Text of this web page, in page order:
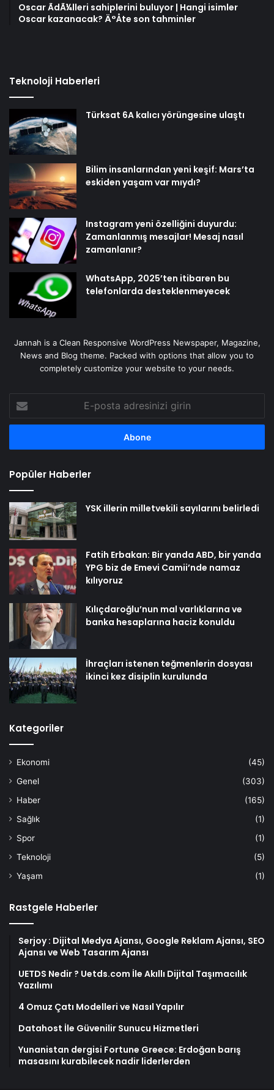
Oscar ÃdÃ¼lleri sahiplerini buluyor | Hangi isimler
Oscar kazanacak? Ä°Åte son tahminler
Teknoloji Haberleri
Türksat 6A kalıcı yörüngesine ulaştı
Bilim insanlarından yeni keşif: Mars’ta
eskiden yaşam var mıydı?
Instagram yeni özelliğini duyurdu:
Zamanlanmış mesajlar! Mesaj nasıl
zamanlanır?
WhatsApp, 2025’ten itibaren bu
telefonlarda desteklenmeyecek
Jannah is a Clean Responsive WordPress Newspaper, Magazine,
News and Blog theme. Packed with options that allow you to
completely customize your website to your needs.
posta
adresinizi
Popüler Haberler
YSK illerin milletvekili sayılarını belirledi
Fatih Erbakan: Bir yanda ABD, bir yanda
YPG biz de Emevi Camii’nde namaz
kılıyoruz
Kılıçdaroğlu’nun mal varlıklarına ve
banka hesaplarına haciz konuldu
İhraçları istenen teğmenlerin dosyası
ikinci kez disiplin kurulunda
Kategoriler
Ekonomi
(45)
Genel
(303)
Haber
(165)
Sağlık
(1)
Spor
(1)
Teknoloji
(5)
Yaşam
(1)
Rastgele Haberler
Serjoy : Dijital Medya Ajansı, Google Reklam Ajansı, SEO
Ajansı ve Web Tasarım Ajansı
UETDS Nedir ? Uetds.com İle Akıllı Dijital Taşımacılık
Yazılımı
4 Omuz Çatı Modelleri ve Nasıl Yapılır
Datahost İle Güvenilir Sunucu Hizmetleri
Yunanistan dergisi Fortune Greece: Erdoğan barış
masasını kurabilecek nadir liderlerden